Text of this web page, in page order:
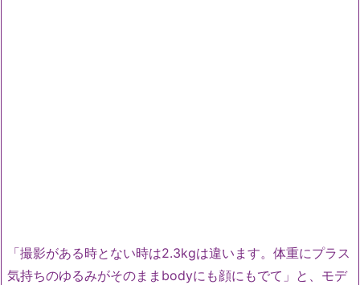
「撮影がある時とない時は2.3kgは違います。体重にプラス
気持ちのゆるみがそのままbodyにも顔にもでて」と、モデ